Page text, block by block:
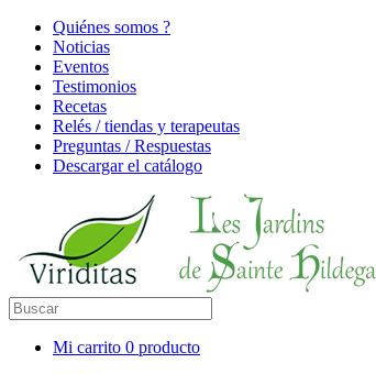
Quiénes somos ?
Noticias
Eventos
Testimonios
Recetas
Relés / tiendas y terapeutas
Preguntas / Respuestas
Descargar el catálogo
Mi carrito 0 producto